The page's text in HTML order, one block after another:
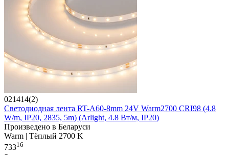
021414(2)
Светодиодная лента RT-A60-8mm 24V Warm2700 CRI98 (4.8
W/m, IP20, 2835, 5m) (Arlight, 4.8 Вт/м, IP20)
Произведено в Беларуси
Warm | Тёплый 2700 K
73316